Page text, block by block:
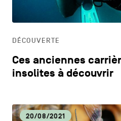
HORECA
LIFESTYLE
DÉCOUVERTE
Ces anciennes
insolites à découvrir
20/08/2021